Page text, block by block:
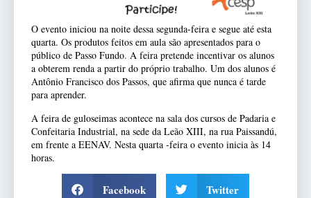
O evento iniciou na noite dessa segunda-feira e segue até esta
quarta. Os produtos feitos em aula são apresentados para o
público de Passo Fundo. A feira pretende incentivar os alunos
a obterem renda a partir do próprio trabalho. Um dos alunos é
Antônio Francisco dos Passos, que afirma que nunca é tarde
para aprender.
A feira de guloseimas acontece na sala dos cursos de Padaria e
Confeitaria Industrial, na sede da Leão XIII, na rua Paissandú,
em frente a EENAV. Nesta quarta -feira o evento inicia às 14
horas.
Facebook Twitter